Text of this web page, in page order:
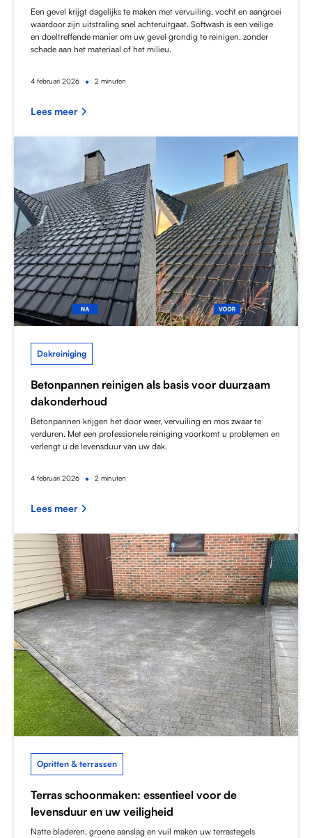
Een gevel krijgt dagelijks te maken met vervuiling, vocht en aangroei
waardoor zijn uitstraling snel achteruitgaat. Softwash is een veilige
en doeltreffende manier om uw gevel grondig te reinigen, zonder
schade aan het materiaal of het milieu.
4 februari 2026 • 2 minuten
Lees meer
Dakreiniging
Betonpannen reinigen als basis voor duurzaam
dakonderhoud
Betonpannen krijgen het door weer, vervuiling en mos zwaar te
verduren. Met een professionele reiniging voorkomt u problemen en
verlengt u de levensduur van uw dak.
4 februari 2026 • 2 minuten
Lees meer
Opritten & terrassen
Terras schoonmaken: essentieel voor de
levensduur en uw veiligheid
Natte bladeren, groene aanslag en vuil maken uw terrastegels